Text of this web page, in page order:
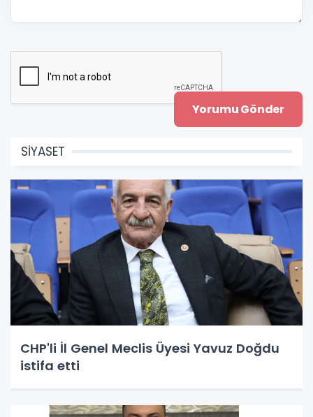
SİYASET
CHP'li İl Genel Meclis Üyesi Yavuz Doğdu
istifa etti